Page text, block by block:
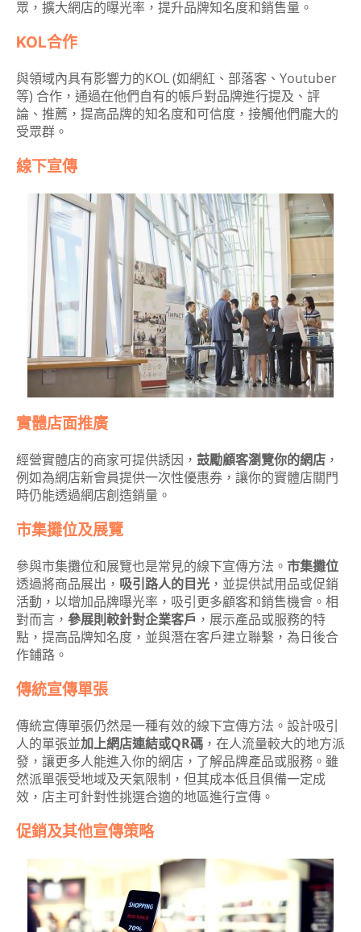
眾，擴大網店的曝光率，提升品牌知名度和銷售量。
KOL合作
與領域內具有影響力的KOL (如網紅、部落客、Youtuber
等) 合作，通過在他們自有的帳戶對品牌進行提及、評
論、推薦，提高品牌的知名度和可信度，接觸他們龐大的
受眾群。
線下宣傳
實體店面推廣
經營實體店的商家可提供誘因， 鼓勵顧客瀏覽你的網店 ，
例如為網店新會員提供一次性優惠券，讓你的實體店關門
時仍能透過網店創造銷量。
市集攤位及展覽
參與市集攤位和展覽也是常見的線下宣傳方法。 市集攤位
透過將商品展出， 吸引路人的目光 ，並提供試用品或促銷
活動，以增加品牌曝光率，吸引更多顧客和銷售機會。相
對而言， 參展則較針對企業客戶 ，展示產品或服務的特
點，提高品牌知名度，並與潛在客戶建立聯繫，為日後合
作鋪路。
傳統宣傳單張
傳統宣傳單張仍然是一種有效的線下宣傳方法。設計吸引
人的單張並加上網店連結或QR碼 ，在人流量較大的地方派
發，讓更多人能進入你的網店，了解品牌產品或服務。雖
然派單張受地域及天氣限制，但其成本低且俱備一定成
效，店主可針對性挑選合適的地區進行宣傳。
促銷及其他宣傳策略